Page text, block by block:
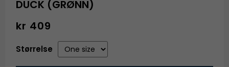
DUCK (GRØNN)
kr 409
Størrelse